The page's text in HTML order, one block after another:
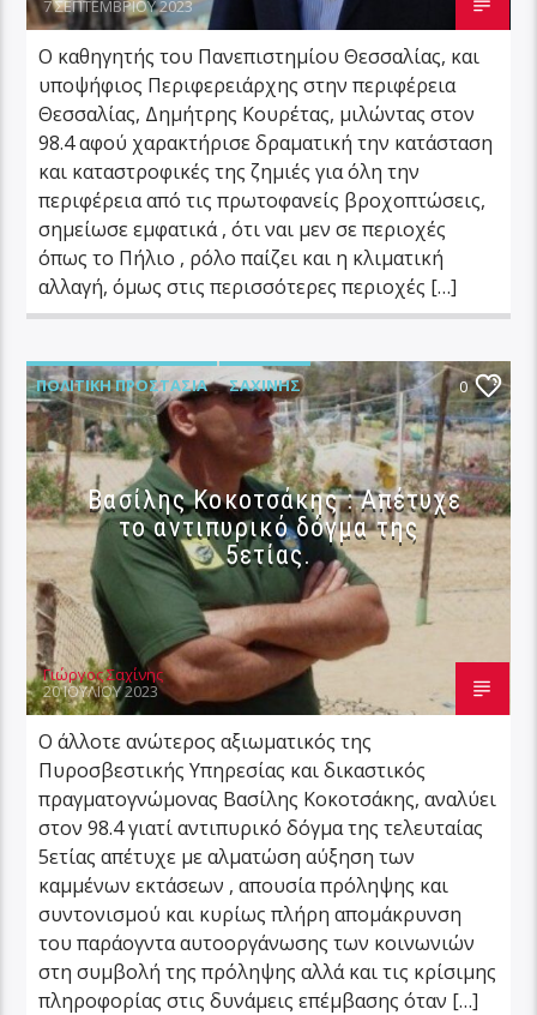
7 ΣΕΠΤΕΜΒΡΊΟΥ 2023
Ο καθηγητής του Πανεπιστημίου Θεσσαλίας, και
υποψήφιος Περιφερειάρχης στην περιφέρεια
Θεσσαλίας, Δημήτρης Κουρέτας, μιλώντας στον
98.4 αφού χαρακτήρισε δραματική την κατάσταση
και καταστροφικές της ζημιές για όλη την
περιφέρεια από τις πρωτοφανείς βροχοπτώσεις,
σημείωσε εμφατικά , ότι ναι μεν σε περιοχές
όπως το Πήλιο , ρόλο παίζει και η κλιματική
αλλαγή, όμως στις περισσότερες περιοχές […]
ΠΟΛΙΤΙΚΉ ΠΡΟΣΤΑΣΊΑ ΣΑΧΊΝΗΣ 0
Βασίλης Κοκοτσάκης : Απέτυχε
το αντιπυρικό δόγμα της
5ετίας.
Γιώργος Σαχίνης
20 ΙΟΥΛΊΟΥ 2023
Ο άλλοτε ανώτερος αξιωματικός της
Πυροσβεστικής Υπηρεσίας και δικαστικός
πραγματογνώμονας Βασίλης Κοκοτσάκης, αναλύει
στον 98.4 γιατί αντιπυρικό δόγμα της τελευταίας
5ετίας απέτυχε με αλματώση αύξηση των
καμμένων εκτάσεων , απουσία πρόληψης και
συντονισμού και κυρίως πλήρη απομάκρυνση
του παράογντα αυτοοργάνωσης των κοινωνιών
στη συμβολή της πρόληψης αλλά και τις κρίσιμης
πληροφορίας στις δυνάμεις επέμβασης όταν […]